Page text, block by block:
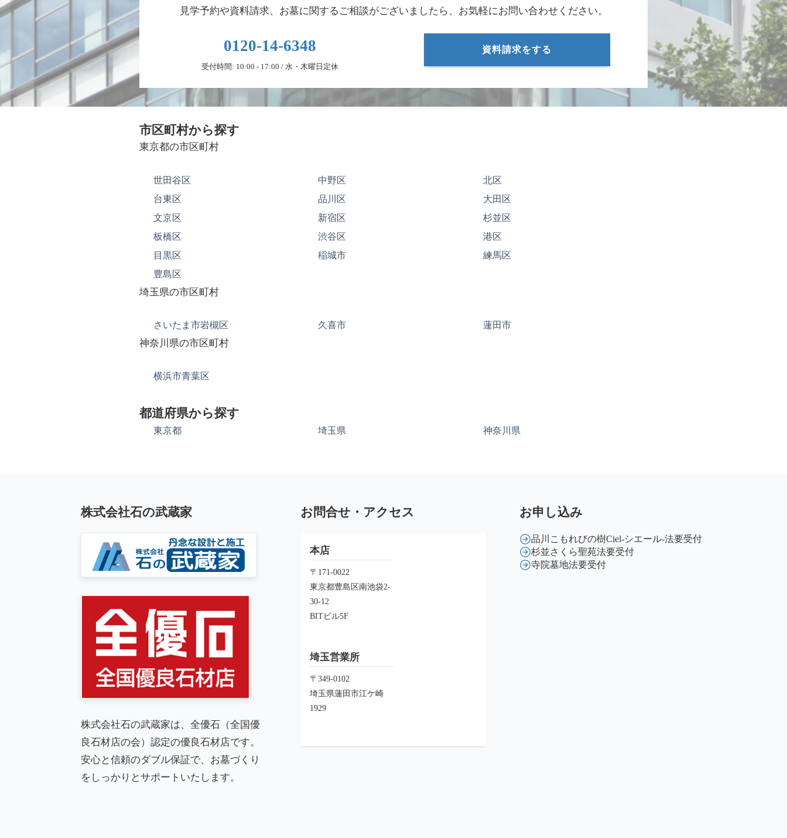
見学予約や資料請求、お墓に関するご相談がございましたら、お気軽にお問い合わせください。
0120-14-6348
受付時間: 10:00 - 17:00 / 水・木曜日定休
資料請求をする
市区町村から探す
東京都の市区町村
世田谷区 中野区
北区
台東区
品川区
大田区
文京区
新宿区
杉並区
板橋区
渋谷区
港区
目黒区
稲城市
練馬区
豊島区
埼玉県の市区町村
さいたま市岩槻区 久喜市 蓮田市
神奈川県の市区町村
横浜市青葉区
都道府県から探す
東京都 埼玉県 神奈川県
株式会社石の武蔵家
株式会社石の武蔵家は、全優石（全国優
良石材店の会）認定の優良石材店です。
安心と信頼のダブル保証で、お墓づくり
をしっかりとサポートいたします。
お問合せ・アクセス
本店
〒171-0022
東京都豊島区南池袋2-
30-12
BITビル5F
埼玉営業所
〒349-0102
埼玉県蓮田市江ケ崎
1929
お申し込み
品川こもれびの樹Ciel-シエール-法要受付
杉並さくら聖苑法要受付
寺院墓地法要受付